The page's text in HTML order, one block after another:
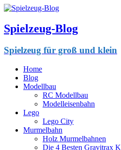
Spielzeug-Blog
Spielzeug für groß und klein
Home
Blog
Modellbau
RC Modellbau
Modelleisenbahn
Lego
Lego City
Murmelbahn
Holz Murmelbahnen
Die 4 Besten Gravitrax